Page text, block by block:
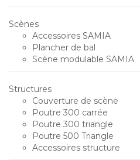
Scènes
Accessoires SAMIA
Plancher de bal
Scène modulable SAMIA
Structures
Couverture de scène
Poutre 300 carrée
Poutre 300 triangle
Poutre 500 Triangle
Accessoires structure